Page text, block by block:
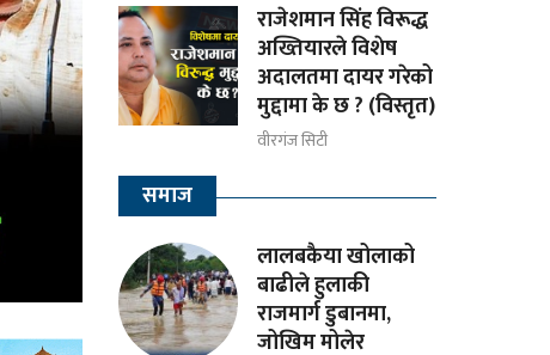
राजेशमान सिंह विरूद्ध
अख्तियारले विशेष
अदालतमा दायर गरेको
मुद्दामा के छ ? (विस्तृत)
वीरगंज सिटी
समाज
लालबकैया खोलाको
बाढीले हुलाकी
राजमार्ग डुबानमा,
जोखिम मोलेर